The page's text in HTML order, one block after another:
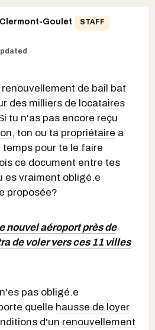
Goulet STAFF
de bail bat
des milliers de locataires
tu n'as pas encore reçu
, ton ou ta propriétaire a
pour te le faire
ce document entre tes
es vraiment obligé.e
proposée?
nouvel aéroport près de
de voler vers ces 11 villes
pas obligé.e
quelle hausse de loyer
d'un renouvellement